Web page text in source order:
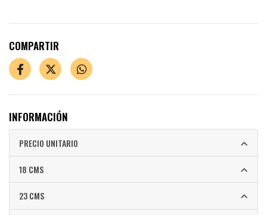
COMPARTIR
INFORMACIÓN
PRECIO UNITARIO
18 CMS
23 CMS